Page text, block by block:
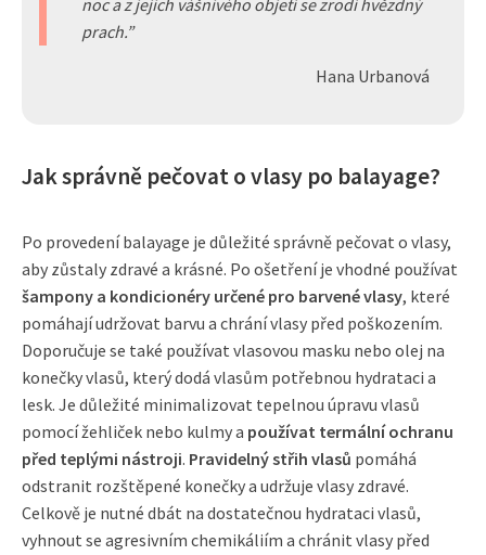
noc a z jejich vášnivého objetí se zrodí hvězdný
prach.
Hana Urbanová
Jak správně pečovat o vlasy po balayage?
Po provedení balayage je důležité správně pečovat o vlasy,
aby zůstaly zdravé a krásné. Po ošetření je vhodné používat
šampony a kondicionéry určené pro barvené vlasy, které
pomáhají udržovat barvu a chrání vlasy před poškozením.
Doporučuje se také používat vlasovou masku nebo olej na
konečky vlasů, který dodá vlasům potřebnou hydrataci a
lesk. Je důležité minimalizovat tepelnou úpravu vlasů
pomocí žehliček nebo kulmy a používat termální ochranu
před teplými nástroji. Pravidelný střih vlasů pomáhá
odstranit rozštěpené konečky a udržuje vlasy zdravé.
Celkově je nutné dbát na dostatečnou hydrataci vlasů,
vyhnout se agresivním chemikáliím a chránit vlasy před